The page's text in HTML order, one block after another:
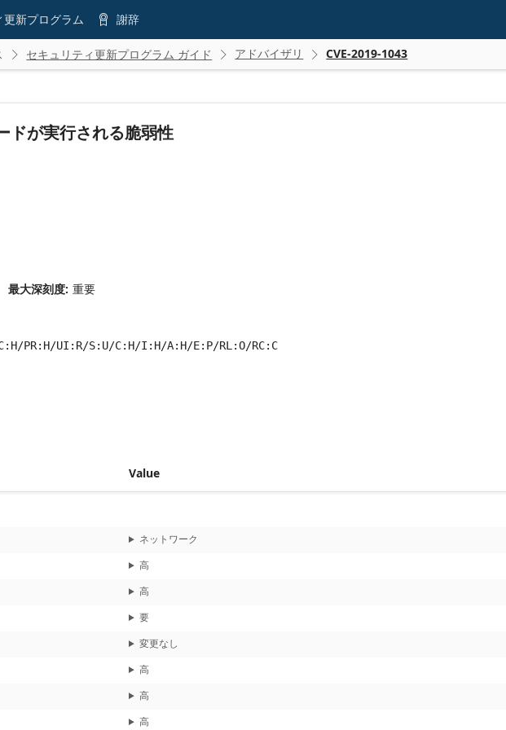
更新プログラム  謝辞
 セキュリティ更新プログラム ガイド  アドバイザリ  CVE-2019-1043
ドが実行される脆弱性
最大深刻度 重要
PR:H/UI:R/S:U/C:H/I:H/A:H/E:P/RL:O/RC:C
metrics: 6.4 / Temporal score metrics: 5.8
Value
ネットワーク
高
高
要
変更なし
高
高
高